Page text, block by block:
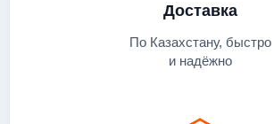
Доставка
По Казахстану, быстро
и надёжно